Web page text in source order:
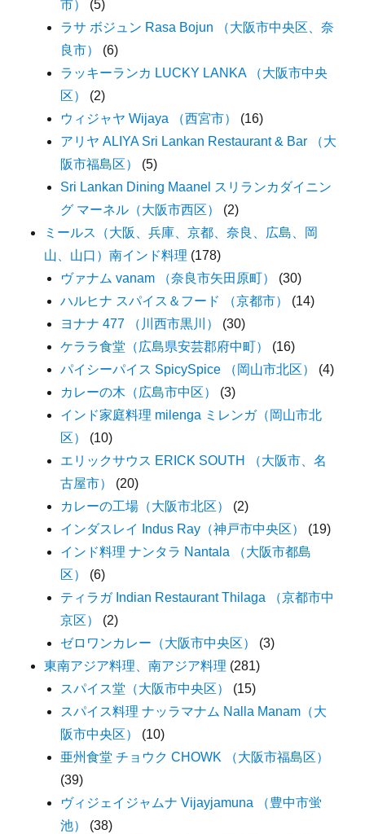
市）
(5)
ラサ ボジュン Rasa Bojun （大阪市中央区、奈
良市）
(6)
ラッキーランカ LUCKY LANKA （大阪市中央
区）
(2)
ウィジャヤ Wijaya （西宮市）
(16)
アリヤ ALIYA Sri Lankan Restaurant & Bar （大
阪市福島区）
(5)
Sri Lankan Dining Maanel スリランカダイニン
グ マーネル（大阪市西区）
(2)
ミールス（大阪、兵庫、京都、奈良、広島、岡
山、山口）南インド料理 (178)
ヴァナム vanam （奈良市矢田原町）
(30)
ハルヒナ スパイス＆フード （京都市）
(14)
ヨナナ 477 （川西市黒川）
(30)
ケララ食堂（広島県安芸郡府中町）
(16)
パイシーパイス SpicySpice （岡山市北区）
(4)
カレーの木（広島市中区）
(3)
インド家庭料理 milenga ミレンガ（岡山市北
区）
(10)
エリックサウス ERICK SOUTH （大阪市、名
古屋市）
(20)
カレーの工場（大阪市北区）
(2)
インダスレイ Indus Ray（神戸市中央区）
(19)
インド料理 ナンタラ Nantala （大阪市都島
区）
(6)
ティラガ Indian Restaurant Thilaga （京都市中
京区）
(2)
ゼロワンカレー（大阪市中央区）
(3)
東南アジア料理、南アジア料理 (281)
スパイス堂（大阪市中央区）
(15)
スパイス料理 ナッラマナム Nalla Manam（大
阪市中央区）
(10)
亜州食堂 チョウク CHOWK （大阪市福島区）
(39)
ヴィジェイジャムナ Vijayjamuna （豊中市蛍
池）
(38)